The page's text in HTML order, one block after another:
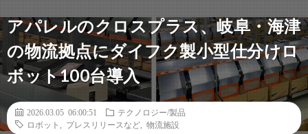
アパレルのクロスプラス、岐阜・海津
の物流拠点にダイフク製小型仕分けロ
ボット100台導入
2026.03.05 06:00:51
テクノロジー/製品
ロボット
プレスリリースなど 物流施設